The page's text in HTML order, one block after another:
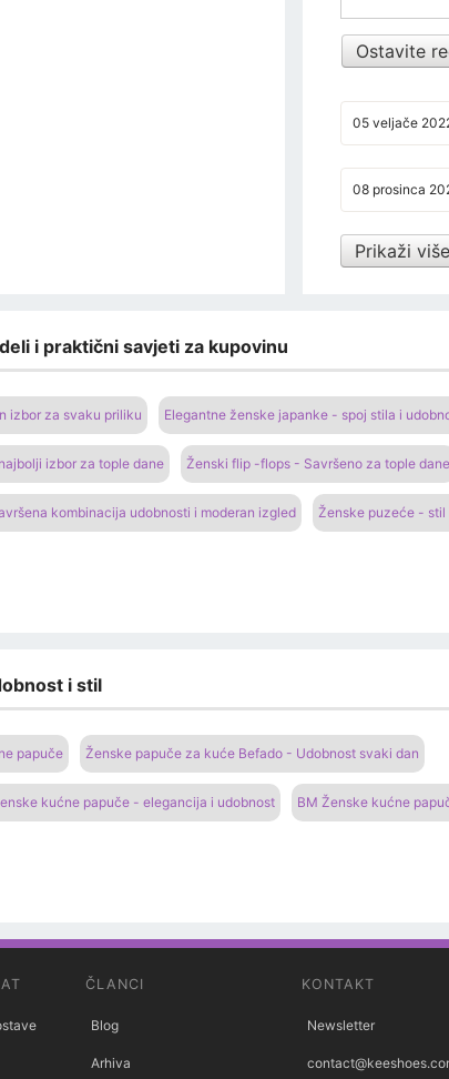
Ostavite
05 veljače
08 prosinca
Prikaži više
i praktični savjeti za kupovinu
izbor za svaku priliku Elegantne ženske japanke - spoj stila i
izbor za tople dane Ženski flip -flops - Savršeno za tople dane
kombinacija udobnosti i moderan izgled Ženske puzeće - stil
i stil
papuče Ženske papuče za kuće Befado - Udobnost svaki dan
kućne papuče - elegancija i udobnost BM Ženske kućne
ČLANCI
Blog
Arhiva
KONTAKT
Newsletter